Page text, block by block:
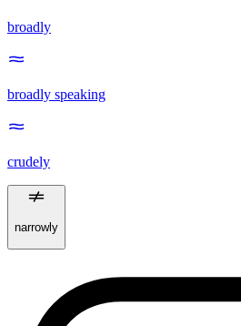
broadly
broadly speaking
crudely
narrowly